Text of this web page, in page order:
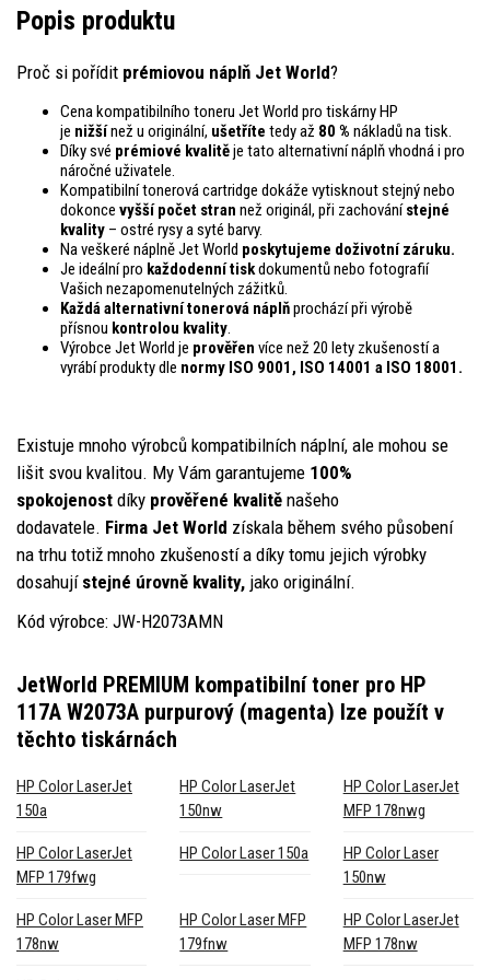
Popis produktu
Proč si pořídit prémiovou náplň Jet World?
Cena kompatibilního toneru Jet World pro tiskárny HP
je nižšínež u originální, ušetříte tedy až 80 % nákladů na tisk.
Díky své prémiové kvalitěje tato alternativní náplň vhodná i pro
náročné uživatele.
Kompatibilní tonerová cartridge dokáže vytisknout stejný nebo
dokonce vyšší počet stran než originál, při zachovánístejné
kvality – ostré rysy a syté barvy.
Na veškeré náplně Jet World poskytujeme doživotní záruku.
Je ideální pro každodenní tiskdokumentů nebo fotografií
Vašich nezapomenutelných zážitků.
Každá alternativní tonerová náplňprochází při výrobě
přísnou kontrolou kvality.
Výrobce Jet World je prověřen více než 20 lety zkušeností a
vyrábí produkty dle normy ISO 9001, ISO 14001 a ISO 18001.
Existuje mnoho výrobců kompatibilních náplní, ale mohou se
lišit svou kvalitou. My Vám garantujeme 100%
spokojenost díky prověřené kvalitě našeho
dodavatele. Firma Jet World získala během svého působení
na trhu totiž mnoho zkušeností a díky tomu jejich výrobky
dosahují stejné úrovně kvality, jako originální.
Kód výrobce: JW-H2073AMN
JetWorld PREMIUM kompatibilní toner pro HP
117A W2073A purpurový (magenta) lze použít v
těchto tiskárnách
HP Color LaserJet
150a
HP Color LaserJet
150nw
HP Color LaserJet
MFP 178nwg
HP Color LaserJet
MFP 179fwg
HP Color Laser 150a
HP Color Laser
150nw
HP Color Laser MFP
178nw
HP Color Laser MFP
179fnw
HP Color LaserJet
MFP 178nw